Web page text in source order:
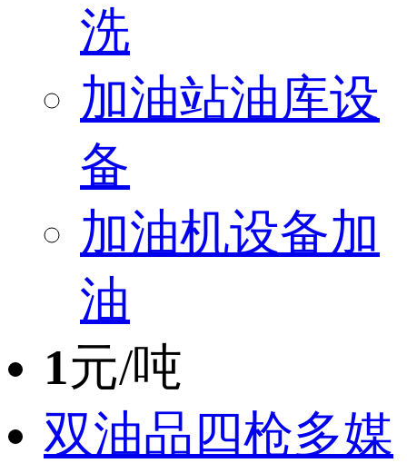
洗
加油站油库设
备
加油机设备加
油
1元/吨
双油品四枪多媒